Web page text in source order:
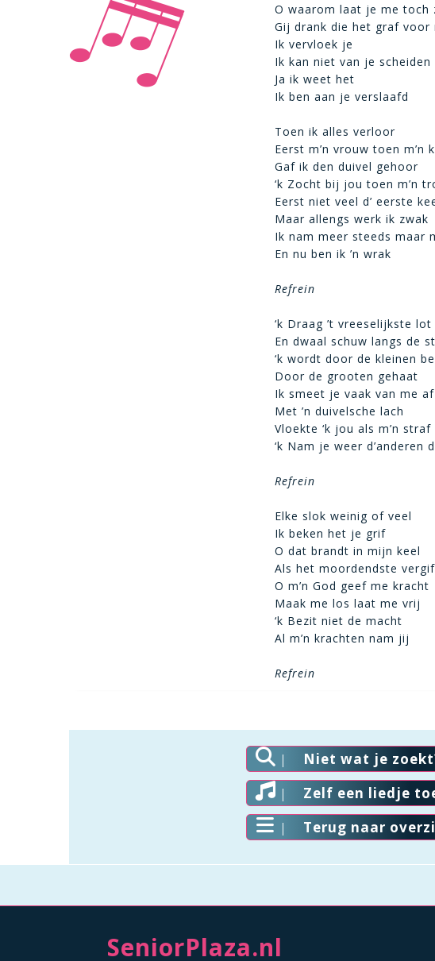
O waarom laat je me toch
Gij drank die het graf voor
Ik vervloek je
Ik kan niet van je scheiden
Ja ik weet het
Ik ben aan je verslaafd
Toen ik alles verloor
Eerst m’n vrouw toen m’n
Gaf ik den duivel gehoor
‘k Zocht bij jou toen m’n
Eerst niet veel d’ eerste
Maar allengs werk ik zwak
Ik nam meer steeds maar
En nu ben ik ’n wrak
Refrein
‘k Draag ’t vreeselijkste lot
En dwaal schuw langs de
‘k wordt door de kleinen
Door de grooten gehaat
Ik smeet je vaak van me af
Met ’n duivelsche lach
Vloekte ‘k jou als m’n straf
‘k Nam je weer d’anderen
Refrein
Elke slok weinig of veel
Ik beken het je grif
O dat brandt in mijn keel
Als het moordendste vergif
O m’n God geef me kracht
Maak me los laat me vrij
‘k Bezit niet de macht
Al m’n krachten nam jij
Refrein
Niet wat je
Zelf een liedje
Terug naar
SeniorPlaza.nl